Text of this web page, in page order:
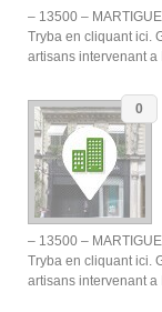
– 13500 –
Tryba en cliquant ici.
artisans intervenant a
0
– 13500 –
Tryba en cliquant ici.
artisans intervenant a